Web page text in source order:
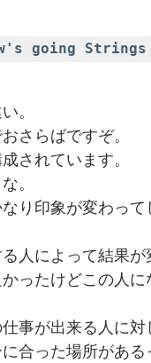
going
。
さらばですぞ。
されています。
。
り印象が変わっ
人によって結果
ったけどこの人
事が出来る人に
合った場所があ